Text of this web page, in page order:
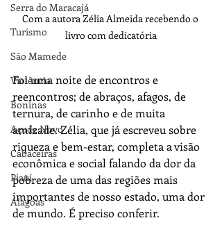
Serra do Maracajá
Turismo
São Mamede
Violência
Boninas
Açude Novo
Cabaceiras
Piauí
Alagoas
Com a autora Zélia Almeida recebendo o
livro com dedicatória
Foi uma noite de encontros e
reencontros; de abraços, afagos, de
ternura, de carinho e de muita
amizade. Zélia, que já escreveu sobre
riqueza e bem-estar, completa a visão
econômica e social falando da dor da
pobreza de uma das regiões mais
importantes de nosso estado, uma dor
de mundo. É preciso conferir.